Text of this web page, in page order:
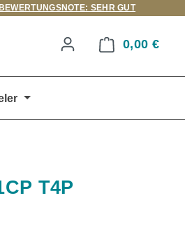
BEWERTUNGSNOTE: SEHR GUT
0,00 €
T4P